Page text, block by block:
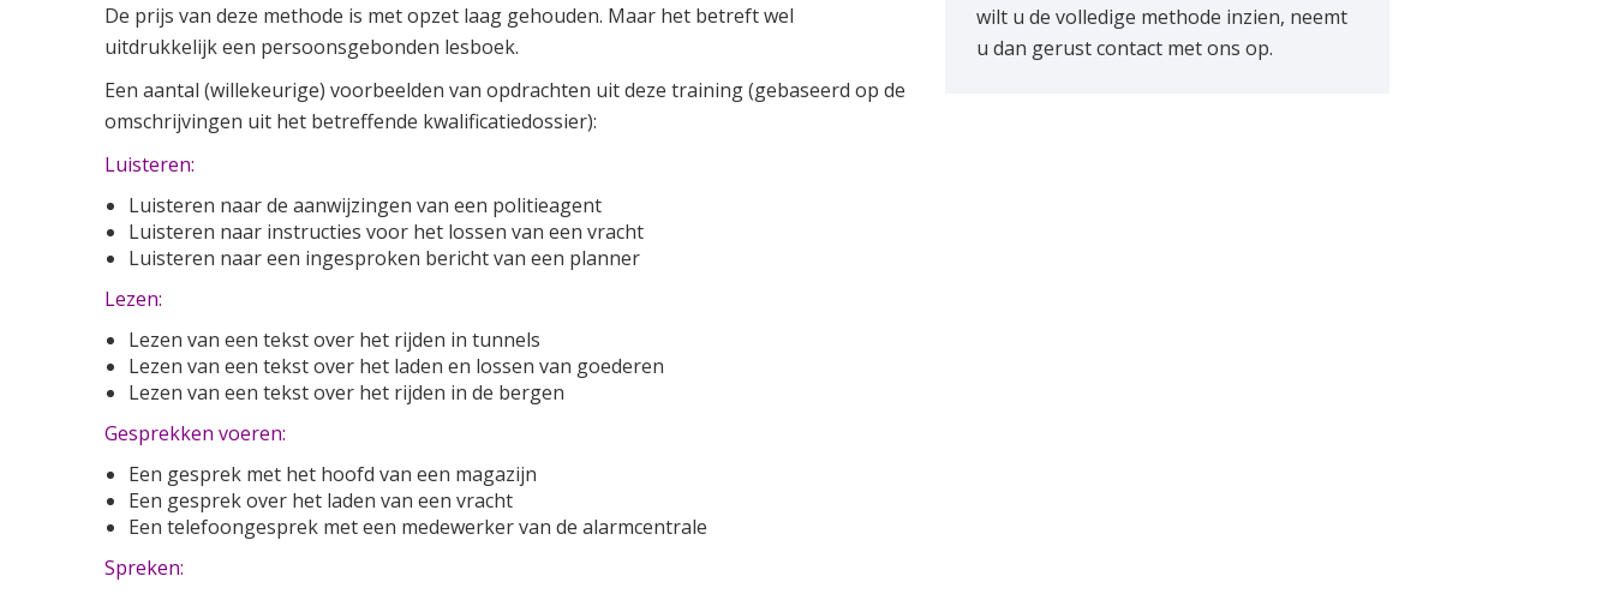
wilt u de volledige methode inzien, neemt
u dan gerust contact met ons op.
De prijs van deze methode is met opzet laag gehouden. Maar het betreft wel
uitdrukkelijk een persoonsgebonden lesboek.
Een aantal (willekeurige) voorbeelden van opdrachten uit deze training (gebaseerd op de
omschrijvingen uit het betreffende kwalificatiedossier):
Luisteren:
Luisteren naar de aanwijzingen van een politieagent
Luisteren naar instructies voor het lossen van een vracht
Luisteren naar een ingesproken bericht van een planner
Lezen:
Lezen van een tekst over het rijden in tunnels
Lezen van een tekst over het laden en lossen van goederen
Lezen van een tekst over het rijden in de bergen
Gesprekken voeren:
Een gesprek met het hoofd van een magazijn
Een gesprek over het laden van een vracht
Een telefoongesprek met een medewerker van de alarmcentrale
Spreken: